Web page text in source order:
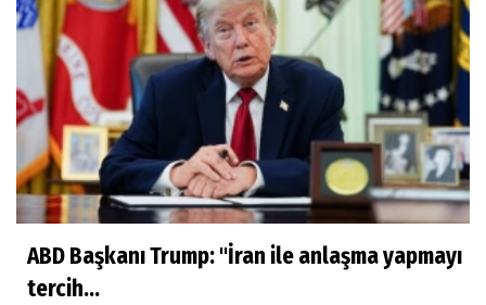
Şükrü Boz
Ölüm ve Sonrası - "Herşeyi Yaratan
Allah'tır"
Sibel Şen
Çocuklara ölüm nasıl anlatılır?
ABD Başkanı Trump: "İran ile anlaşma yapmayı
tercih...